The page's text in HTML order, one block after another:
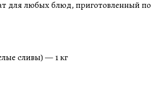
для любых блюд, приготовленный по
сливы) — 1 кг